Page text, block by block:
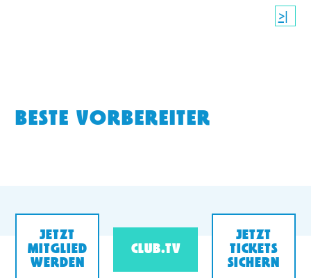
>|
BESTE VORBEREITER
JETZT
MITGLIED
WERDEN
CLUB.TV
JETZT
TICKETS
SICHERN